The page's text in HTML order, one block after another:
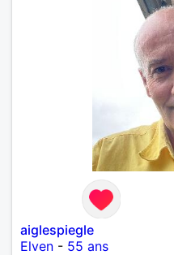
aiglespiegle
Elven - 55 ans